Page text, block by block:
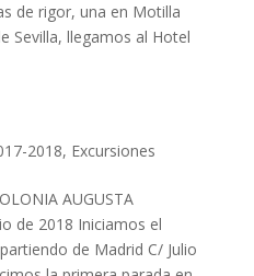
de rigor, una en Motilla
Sevilla, llegamos al Hotel
2018, Excursiones
AUGUSTA
de 2018 Iniciamos el
de Madrid C/ Julio